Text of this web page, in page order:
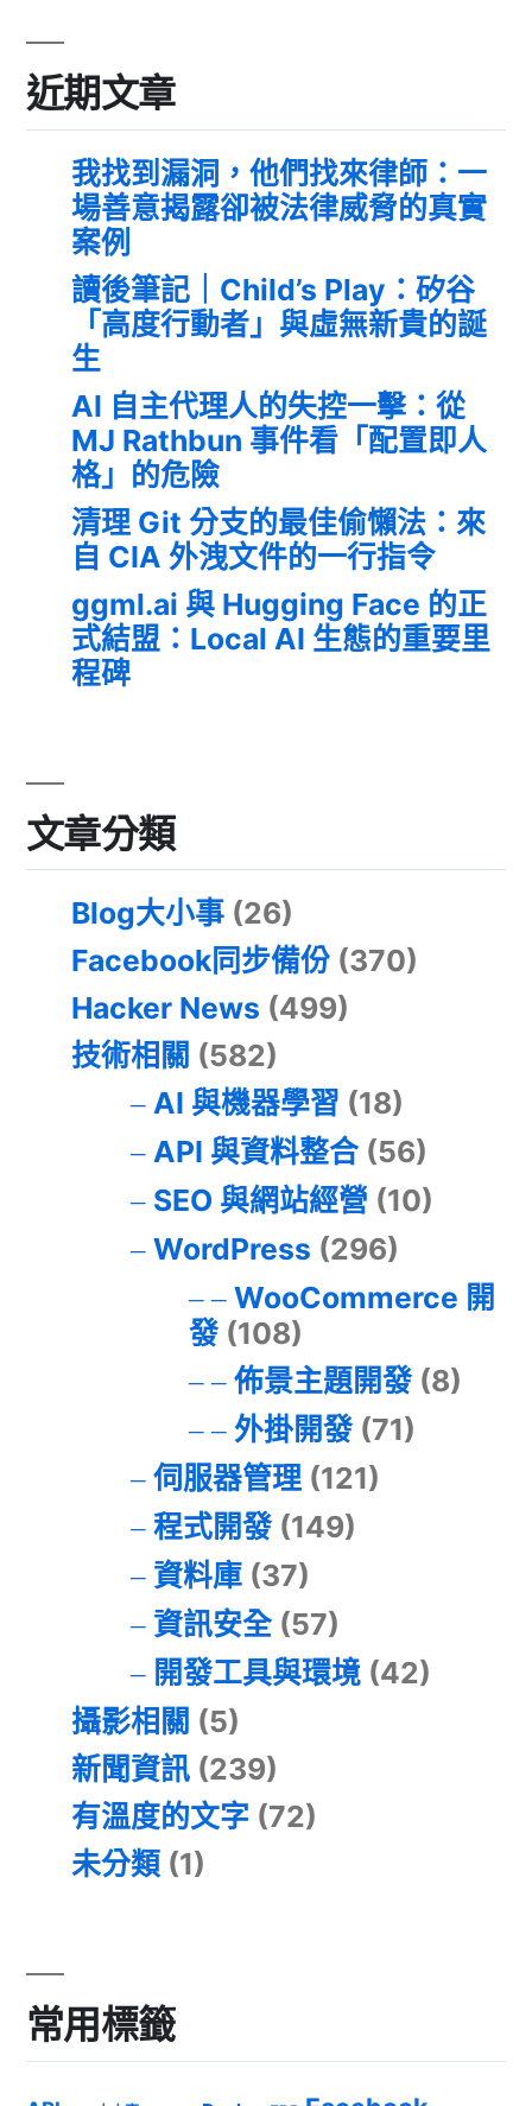
近期文章
我找到漏洞，他們找來律師：一
場善意揭露卻被法律威脅的真實
案例
讀後筆記｜Child’s Play：矽谷
「高度行動者」與虛無新貴的誕
生
AI 自主代理人的失控一擊：從
MJ Rathbun 事件看「配置即人
格」的危險
清理 Git 分支的最佳偷懶法：來
自 CIA 外洩文件的一行指令
ggml.ai 與 Hugging Face 的正
式結盟：Local AI 生態的重要里
程碑
文章分類
Blog大小事 (26)
Facebook同步備份 (370)
Hacker News (499)
技術相關 (582)
AI 與機器學習 (18)
API 與資料整合(56)
SEO 與網站經營 (10)
WordPress (296)
WooCommerce 開
發(108)
佈景主題開發(8)
外掛開發(71)
伺服器管理(121)
程式開發(149)
資料庫(37)
資訊安全(57)
開發工具與環境(42)
攝影相關 (5)
新聞資訊 (239)
有溫度的文字 (72)
未分類 (1)
常用標籤